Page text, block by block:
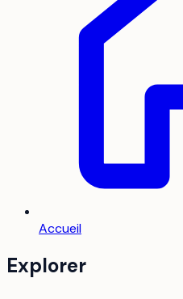
Accueil
Explorer